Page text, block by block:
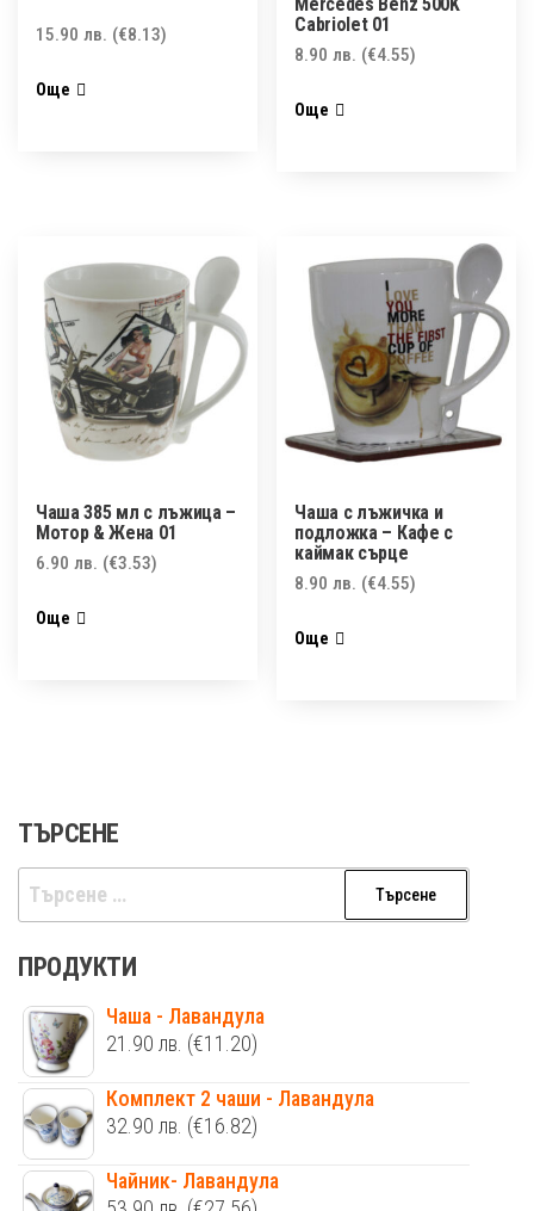
15.90 лв. (€8.13)
Още
Cabriolet 01
8.90лв. (€4.55)
Още
Чаша 385 мл с лъжица –
Мотор & Жена 01
6.90 лв. (€3.53)
Още
Чаша с лъжичка и
подложка – Кафе с
каймак сърце
8.90лв. (€4.55)
Още
ТЪРСЕНЕ
Търсене
за:
ПРОДУКТИ
Чаша - Лавандула
21.90 лв. (€11.20)
Комплект 2 чаши - Лавандула
32.90 лв. (€16.82)
Чайник- Лавандула